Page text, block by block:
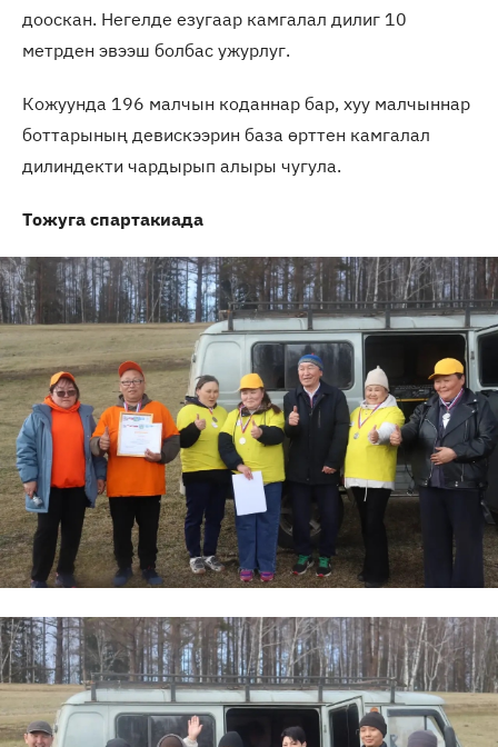
дооскан. Негелде езугаар камгалал дилиг 10
метрден эвээш болбас ужурлуг.
Кожуунда 196 малчын коданнар бар, хуу малчыннар
боттарының девискээрин база өрттен камгалал
дилиндекти чардырып алыры чугула.
Тожуга спартакиада